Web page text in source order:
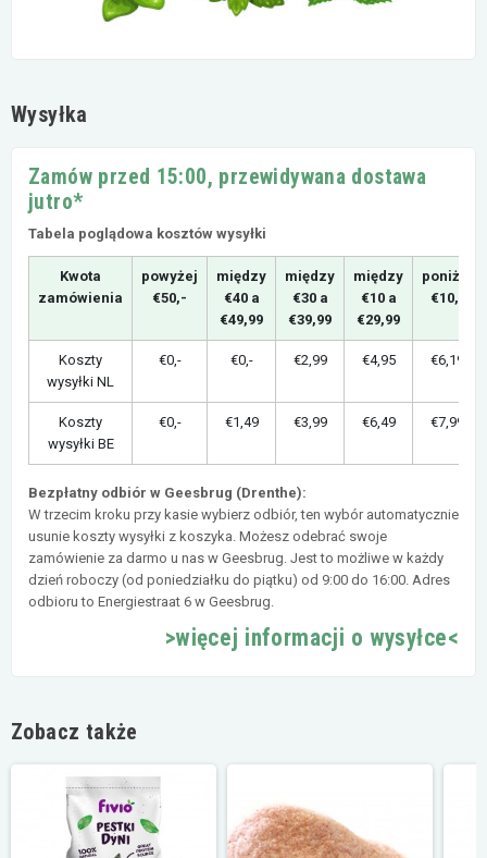
Wysyłka
Zamów przed 15:00, przewidywana dostawa
jutro*
Tabela poglądowa kosztów wysyłki
Kwota
zamówienia
powyżej
€50,-
między
€40 a
€49,99
między
€30 a
€39,99
między
€10 a
€29,99
poniżej
€10,-
Koszty
wysyłki NL
€0,- €0,- €2,99 €4,95 €6,19
Koszty
wysyłki BE
€0,- €1,49 €3,99 €6,49 €7,99
Bezpłatny odbiór w Geesbrug (Drenthe):
W trzecim kroku przy kasie wybierz odbiór, ten wybór automatycznie
usunie koszty wysyłki z koszyka. Możesz odebrać swoje
zamówienie za darmo u nas w Geesbrug. Jest to możliwe w każdy
dzień roboczy (od poniedziałku do piątku) od 9:00 do 16:00. Adres
odbioru to Energiestraat 6 w Geesbrug.
>więcej informacji o wysyłce<
Zobacz także